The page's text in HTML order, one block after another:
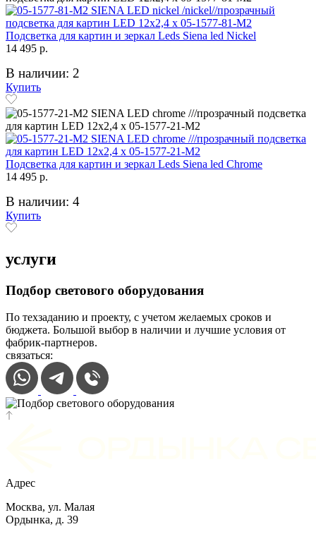
Подсветка для картин и зеркал Leds Siena led Nickel
14 495 р.
В наличии: 2
Купить
Подсветка для картин и зеркал Leds Siena led Chrome
14 495 р.
В наличии: 4
Купить
услуги
Подбор светового оборудования
По техзаданию и проекту, с учетом желаемых сроков и
бюджета. Большой выбор в наличии и лучшие условия от
фабрик-партнеров.
связаться:
Адрес
Москва, ул. Малая
Ордынка, д. 39